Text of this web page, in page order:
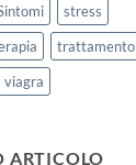
stress
trattamento
viagra
ARTICOLO